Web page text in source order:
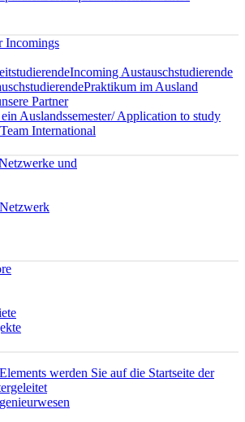
Incomings
Incoming Austauschstudierende
Praktikum im Ausland
Partner
Auslandssemester/ Application to study
International
und